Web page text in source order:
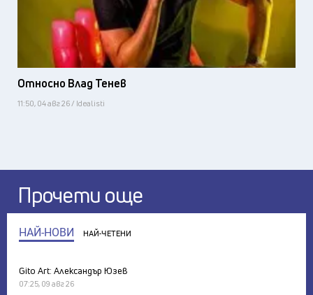
Относно Влад Тенев
11:50, 04 авг 26 / Idealisti
Прочети още
НАЙ-НОВИ НАЙ-ЧЕТЕНИ
Gito Art: Александър Юзев
07:25, 09 авг 26